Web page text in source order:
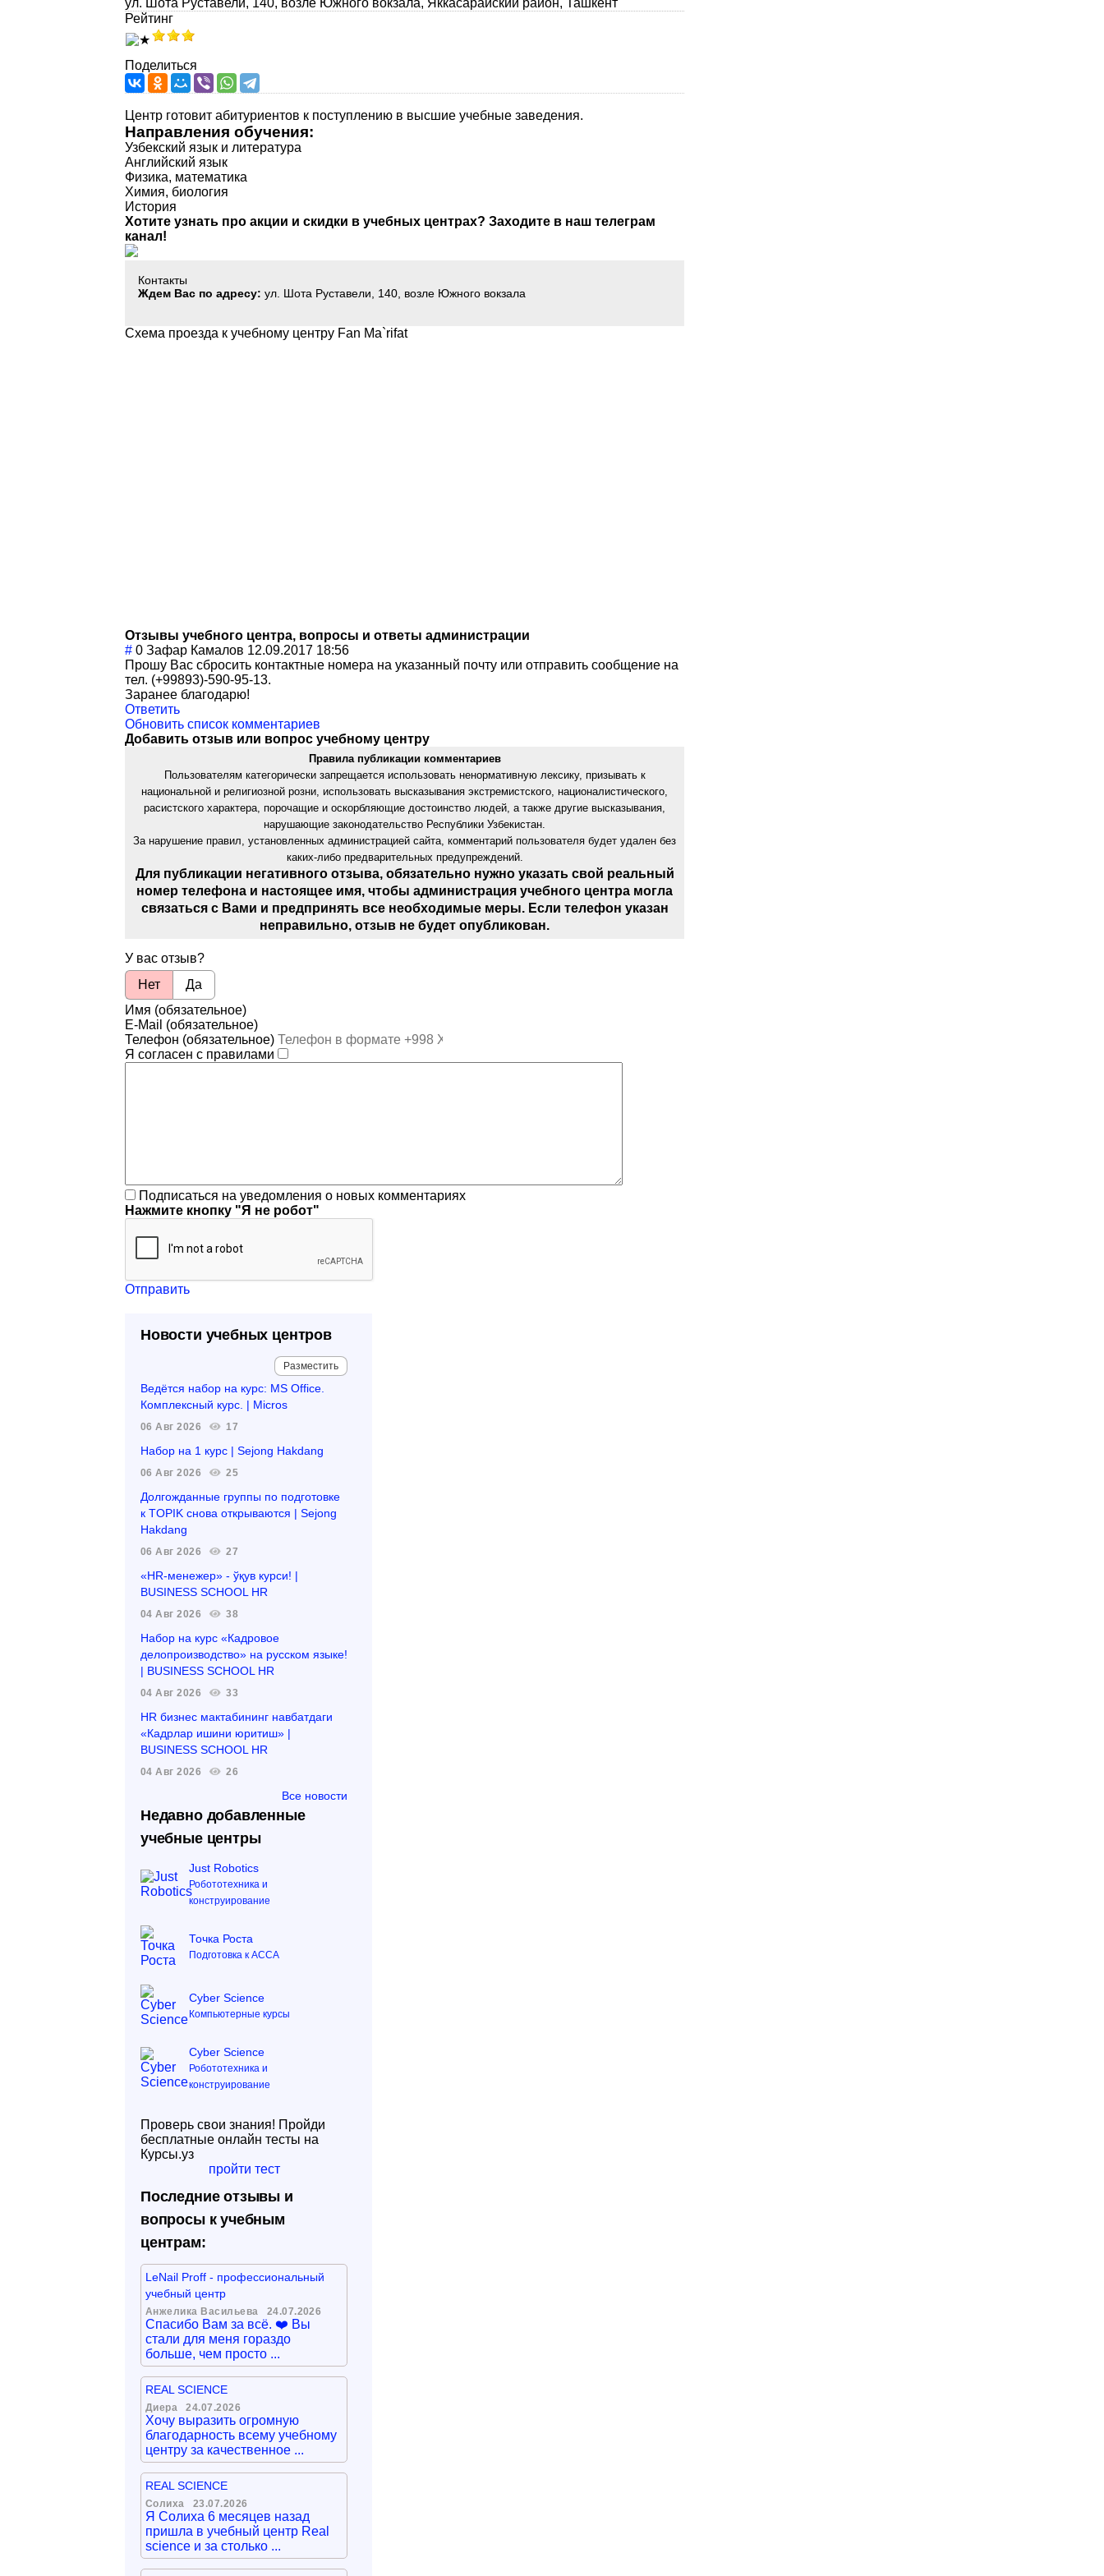
ул. Шота Руставели, 140, возле Южного вокзала, Яккасарайский район, Ташкент
Рейтинг
Поделиться
Центр готовит абитуриентов к поступлению в высшие учебные заведения.
Направления обучения:
Узбекский язык и литература
Английский язык
Физика, математика
Химия, биология
История
Хотите узнать про акции и скидки в учебных центрах? Заходите в наш телеграм
канал!
Контакты
Ждем Вас по адресу: ул. Шота Руставели, 140, возле Южного вокзала
Схема проезда к учебному центру Fan Ma`rifat
Отзывы учебного центра, вопросы и ответы администрации
# 0 Зафар Камалов 12.09.2017 18:56
Прошу Вас сбросить контактные номера на указанный почту или отправить сообщение на
тел. (+99893)-590-95-13.
Заранее благодарю!
Ответить
Обновить список комментариев
Добавить отзыв или вопрос учебному центру
Правила публикации комментариев
Пользователям категорически запрещается использовать ненормативную лексику, призывать к
национальной и религиозной розни, использовать высказывания экстремистского, националистического,
расистского характера, порочащие и оскорбляющие достоинство людей, а также другие высказывания,
нарушающие законодательство Республики Узбекистан.
За нарушение правил, установленных администрацией сайта, комментарий пользователя будет удален без
каких-либо предварительных предупреждений.
Для публикации негативного отзыва, обязательно нужно указать свой реальный
номер телефона и настоящее имя, чтобы администрация учебного центра могла
связаться с Вами и предпринять все необходимые меры. Если телефон указан
неправильно, отзыв не будет опубликован.
У вас отзыв?
Нет
Да
Имя (обязательное)
E-Mail (обязательное)
Телефон (обязательное)
Я согласен с правилами
Подписаться на уведомления о новых комментариях
Нажмите кнопку "Я не робот"
Отправить
Новости учебных центров
Разместить
Ведётся набор на курс: MS Office.
Комплексный курс. | Micros
06 Авг 2026 17
Набор на 1 курс | Sejong Hakdang
06 Авг 2026 25
Долгожданные группы по подготовке
к TOPIK снова открываются | Sejong
Hakdang
06 Авг 2026 27
«HR-менежер» - ўқув курси! |
BUSINESS SCHOOL HR
04 Авг 2026 38
Набор на курс «Кадровое
делопроизводство» на русском языке!
| BUSINESS SCHOOL HR
04 Авг 2026 33
HR бизнес мактабининг навбатдаги
«Кадрлар ишини юритиш» |
BUSINESS SCHOOL HR
04 Авг 2026 26
Все новости
Недавно добавленные
учебные центры
Just Robotics
Робототехника и
конструирование
Точка Роста
Подготовка к ACCA
Cyber Science
Компьютерные курсы
Cyber Science
Робототехника и
конструирование
Проверь свои знания! Пройди
бесплатные онлайн тесты на
Курсы.уз
пройти тест
Последние отзывы и
вопросы к учебным
центрам:
LeNail Proff - профессиональный
учебный центр
Анжелика Васильева 24.07.2026
Спасибо Вам за всё. ❤️ Вы
стали для меня гораздо
больше, чем просто ...
REAL SCIENCE
Диера 24.07.2026
Хочу выразить огромную
благодарность всему учебному
центру за качественное ...
REAL SCIENCE
Солиха 23.07.2026
Я Солиха 6 месяцев назад
пришла в учебный центр Real
science и за столько ...